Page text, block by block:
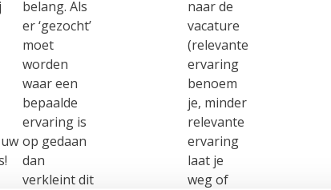
belang. Als
er ‘gezocht’
moet
worden
waar een
bepaalde
ervaring is
op gedaan
dan
verkleint dit
naar de
vacature
(relevante
ervaring
benoem
je, minder
relevante
ervaring
laat je
weg of